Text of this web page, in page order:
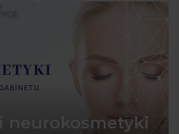
i neurokosmetyki